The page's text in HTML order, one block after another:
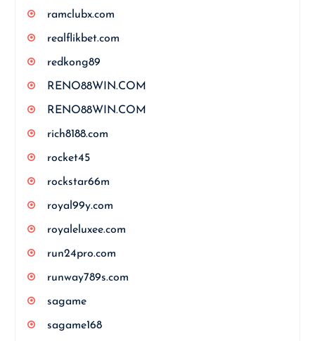
ramclubx.com
realflikbet.com
redkong89
RENO88WIN.COM
RENO88WIN.COM
rich8188.com
rocket45
rockstar66m
royal99y.com
royaleluxee.com
run24pro.com
runway789s.com
sagame
sagame168